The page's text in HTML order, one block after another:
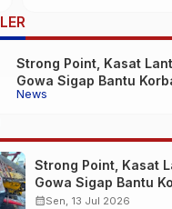
News
Strong Point, Kasat
Gowa Sigap Bantu
Kecelakaan
Strong Point, Kasat
Gowa Sigap Bantu
Kecelakaan
calendar_monthSen, 13 Jul 2026